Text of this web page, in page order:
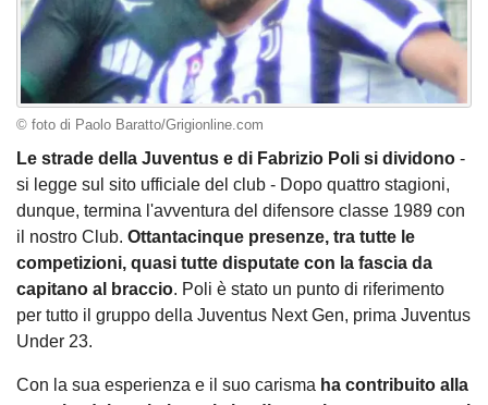
© foto di Paolo Baratto/Grigionline.com
Le strade della Juventus e di Fabrizio Poli si dividono -
si legge sul sito ufficiale del club - Dopo quattro stagioni,
dunque, termina l'avventura del difensore classe 1989 con
il nostro Club. Ottantacinque presenze, tra tutte le
competizioni, quasi tutte disputate con la fascia da
capitano al braccio. Poli è stato un punto di riferimento
per tutto il gruppo della Juventus Next Gen, prima Juventus
Under 23.
Con la sua esperienza e il suo carisma ha contribuito alla